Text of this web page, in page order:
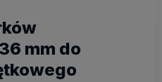
mm do